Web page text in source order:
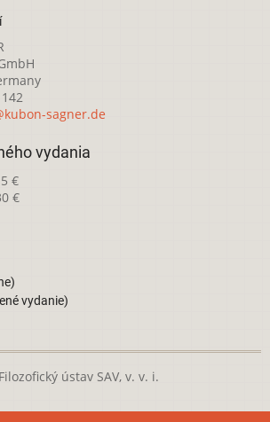
sagner.de
vydania
€
€
vydanie)
ústav SAV, v. v. i.